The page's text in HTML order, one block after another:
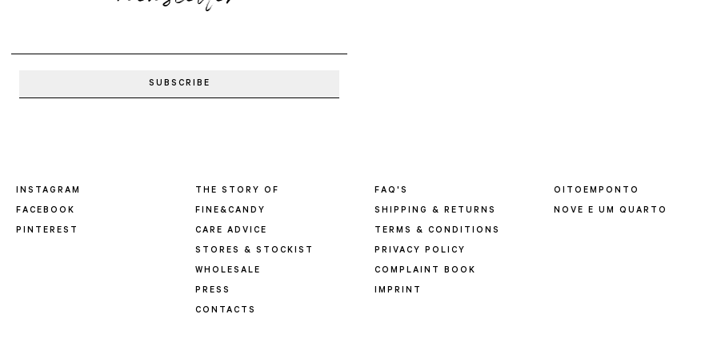
INSTAGRAM
FACEBOOK
PINTEREST
THE STORY OF
FINE&CANDY
CARE ADVICE
STORES & STOCKIST
WHOLESALE
PRESS
CONTACTS
FAQ'S
SHIPPING & RETURNS
TERMS & CONDITIONS
PRIVACY POLICY
COMPLAINT BOOK
IMPRINT
OITOEMPONTO
NOVE E UM QUARTO